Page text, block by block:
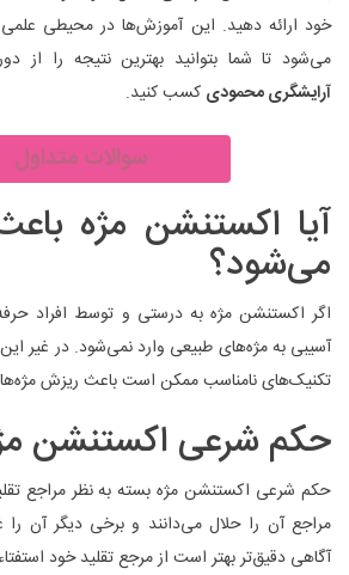
خود ارائه دهید. این آموزش‌ها در محیطی علمی و
می‌شود تا شما بتوانید بهترین نتیجه را از
آرایشگری محمودی کسب کنید.
سوالات متداول
آیا اکستنشن مژه
می‌شود؟
اگر اکستنشن مژه به درستی و توسط افراد
آسیبی به مژه‌های طبیعی وارد نمی‌شود. در غیر
تکنیک‌های نامناسب ممکن است باعث ریزش
حکم شرعی اکستنشن
حکم شرعی اکستنشن مژه بسته به نظر مراجع
مراجع آن را حلال می‌دانند و برخی دیگر آن را
آگاهی دقیق‌تر بهتر است از مرجع تقلید خود